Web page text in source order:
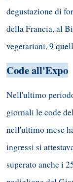
degustazione di
della Francia, al
vegetariani, 9
Code all'Expo
Nell'ultimo
giornali le code
nell'ultimo mese
ingressi si
superato anche i